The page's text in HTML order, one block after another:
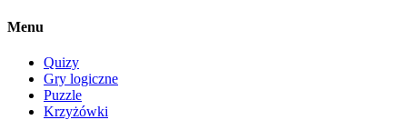
Menu
Quizy
Gry logiczne
Puzzle
Krzyżówki